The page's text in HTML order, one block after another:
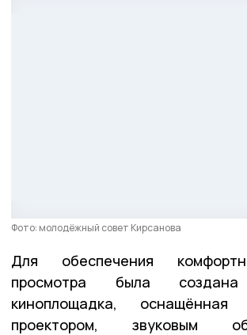
Фото: молодёжный совет Кирсанова
Для обеспечения
просмотра была создана
киноплощадка, оснащённая
проектором, звуковым